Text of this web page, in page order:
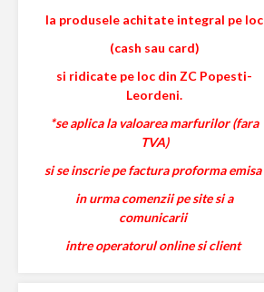
la produsele achitate integral pe loc
(cash sau card)
si ridicate pe loc din ZC Popesti-
Leordeni.
*se aplica la valoarea marfurilor (fara
TVA)
si se inscrie pe factura proforma emisa
in urma comenzii pe site si a
comunicarii
intre operatorul online si client